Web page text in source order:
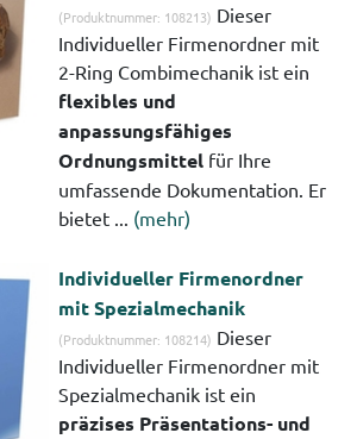
(Produktnummer: 108213) Dieser
Individueller Firmenordner mit
2-Ring Combimechanik ist ein
flexibles und
anpassungsfähiges
Ordnungsmittel für Ihre
umfassende Dokumentation. Er
bietet ... (mehr)
Individueller Firmenordner
mit Spezialmechanik
(Produktnummer: 108214) Dieser
Individueller Firmenordner mit
Spezialmechanik ist ein
präzises Präsentations- und